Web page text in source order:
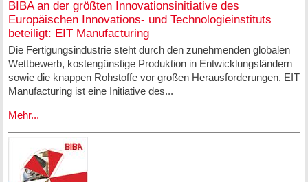
BIBA an der größten Innovationsinitiative des
Europäischen Innovations- und Technologieinstituts
beteiligt: EIT Manufacturing
Die Fertigungsindustrie steht durch den zunehmenden globalen
Wettbewerb, kostengünstige Produktion in Entwicklungsländern
sowie die knappen Rohstoffe vor großen Herausforderungen. EIT
Manufacturing ist eine Initiative des...
Mehr...